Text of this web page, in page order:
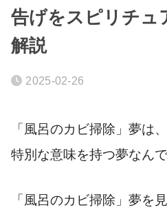
告げをスピリチュ
解説
2025-02-26
「風呂のカビ掃除」夢は
特別な意味を持つ夢なんで
「風呂のカビ掃除」夢を